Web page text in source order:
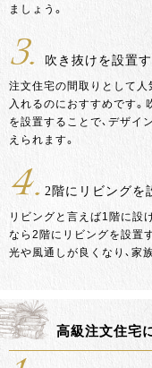
ましょう。
3. 吹き抜けを設置
注文住宅の間取りとして人
入れるのにおすすめです
を設置することで、デザ
えられます。
4. 2階にリビングを
リビングと言えば1階に設
なら2階にリビングを設置
光や風通しが良くなり、家
高級注文住宅